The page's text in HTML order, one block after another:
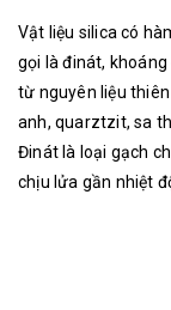
Vật liệu silica có
gọi là đinát,
từ nguyên liệu
anh, quarztzit, sa
Đinát là loại gạch
chịu lửa gần nhiệt